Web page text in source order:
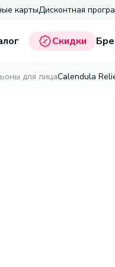
картыДисконтная
Скидки
для лицаCalendula